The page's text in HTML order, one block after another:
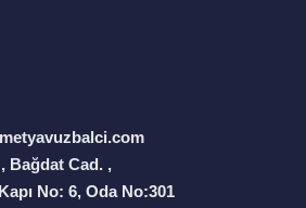
Bağdat Cad. ,
No: 6, Oda No:301